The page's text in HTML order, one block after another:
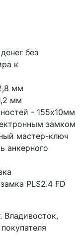
без
к
мм
мм
- 155х10мм
замком
мастер-ключ
анкерного
PLS2.4 FD
Владивосток,